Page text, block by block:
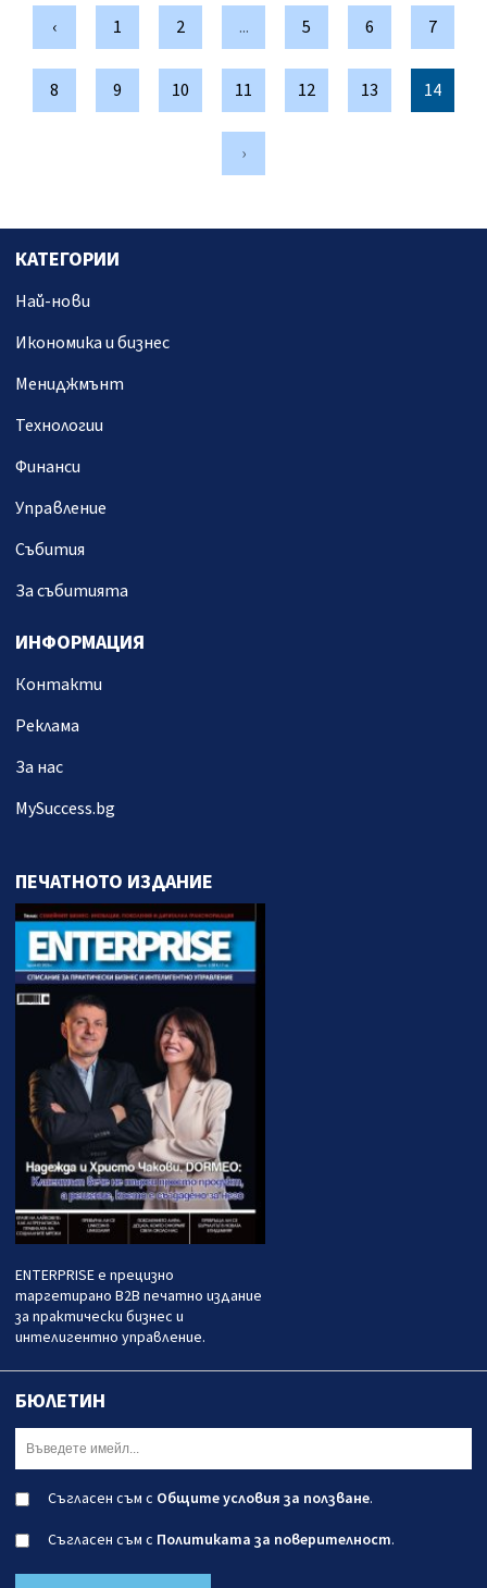
‹ 1 2 ... 5 6 7
8 9 10 11 12 13 14
›
КАТЕГОРИИ
Най-нови
Икономика и бизнес
Мениджмънт
Технологии
Финанси
Управление
Събития
За събитията
ИНФОРМАЦИЯ
Контакти
Реклама
За нас
MySuccess.bg
ПЕЧАТНОТО ИЗДАНИЕ
ENTERPRISE е прецизно
таргетирано B2B печатно издание
за практически бизнес и
интелигентно управление.
БЮЛЕТИН
Съгласен съм с Общите условия за ползване.
Съгласен съм с Политиката за поверителност.